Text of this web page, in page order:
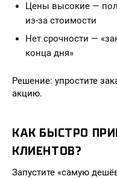
Цены высокие —
из-за стоимости
Нет срочности —
конца дня»
Решение: упростите
акцию.
КАК БЫСТРО
КЛИЕНТОВ?
Запустите «самую